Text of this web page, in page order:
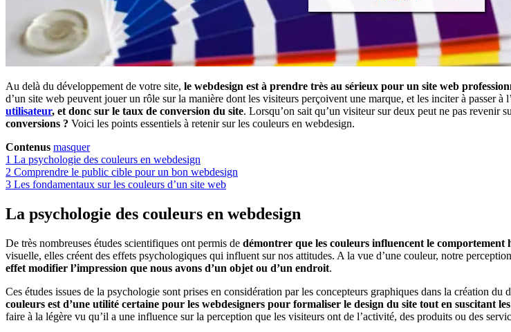
Au delà du développement de votre site, le webdesign est à prendre très au sérieux pour un site web
d’un site web peuvent jouer un rôle sur la manière dont les visiteurs perçoivent une marque, et les inciter à passer à
utilisateur, et donc sur le taux de conversion du site. Lorsqu’on sait qu’un visiteur sur deux peut ne pas revenir
conversions ? Voici les points essentiels à retenir sur les couleurs en webdesign.
Contenus masquer
1 La psychologie des couleurs en webdesign
2 Comprendre le public cible pour un bon webdesign
3 Les fondamentaux sur les couleurs d’un site web
La psychologie des couleurs en webdesign
De très nombreuses études scientifiques ont permis de démontrer que les couleurs influencent le comportement
visuelle, elles créent des effets psychologiques qui influent sur nos attitudes. A la vue d’une couleur, notre
effet modifier l’impression que nous avons d’un objet ou d’un endroit.
Ces études issues de la psychologie sont prises en considération par les concepteurs graphiques dans la création
couleurs est d’une utilité certaine pour les webdesigners pour formaliser le design du site tout en suscitant
faire à la légère vu qu’il a une influence sur la perception que les visiteurs ont de l’activité, des produits ou des